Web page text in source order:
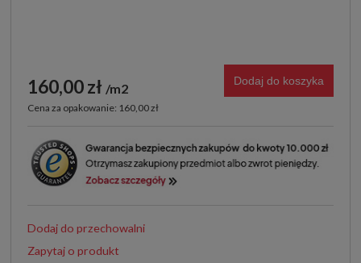
160,00 zł m2
Cena za opakowanie: 160,00 zł
Dodaj do koszyka
Dodaj do przechowalni
Zapytaj o produkt